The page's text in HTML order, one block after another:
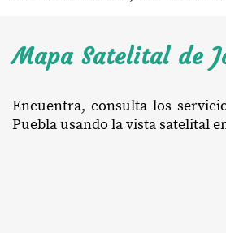
Mapa Satelital de
Encuentra, consulta los
Puebla usando la vista satelital